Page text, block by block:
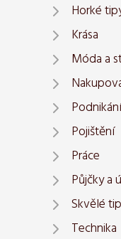
Horké
Krása
Móda a
Podnikání
Pojištění
Práce
Půjčky a
Skvělé
Technika